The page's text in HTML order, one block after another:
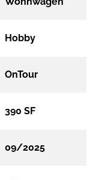
Hobby
OnTour
390 SF
09/2025